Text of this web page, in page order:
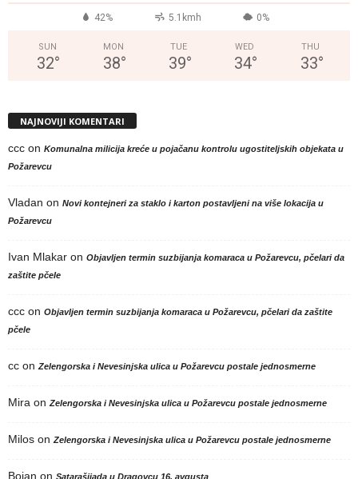
42% 5.1kmh 0%
SUN
32°
MON
38°
TUE
39°
WED
34°
THU
33°
NAJNOVIJI KOMENTARI
ccc on Komunalna milicija kreće u pojačanu kontrolu ugostiteljskih objekata u
Požarevcu
Vladan on Novi kontejneri za staklo i karton postavljeni na više lokacija u
Požarevcu
Ivan Mlakar on Objavljen termin suzbijanja komaraca u Požarevcu, pčelari da
zaštite pčele
ccc on Objavljen termin suzbijanja komaraca u Požarevcu, pčelari da zaštite
pčele
cc on Zelengorska i Nevesinjska ulica u Požarevcu postale jednosmerne
Mira on Zelengorska i Nevesinjska ulica u Požarevcu postale jednosmerne
Milos on Zelengorska i Nevesinjska ulica u Požarevcu postale jednosmerne
Bojan on Satarašijada u Dragovcu 16. avgusta